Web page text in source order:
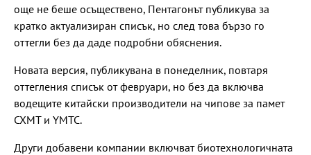
още не беше осъществено, Пентагонът публикува за
кратко актуализиран списък, но след това бързо го
оттегли без да даде подробни обяснения.
Новата версия, публикувана в понеделник, повтаря
оттегления списък от февруари, но без да включва
водещите китайски производители на чипове за памет
CXMT и YMTC.
Други добавени компании включват биотехнологичната